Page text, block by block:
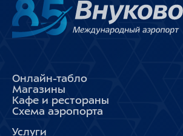
Онлайн-табло
Магазины
Кафе и рестораны
Схема аэропорта
Услуги